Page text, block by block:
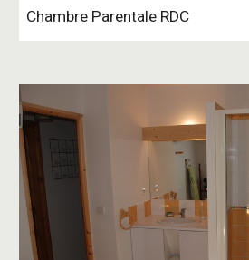
Chambre Parentale RDC